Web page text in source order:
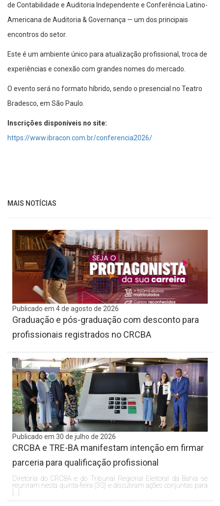
de Contabilidade e Auditoria Independente e Conferência Latino-
Americana de Auditoria & Governança — um dos principais
encontros do setor.
Este é um ambiente único para atualização profissional, troca de
experiências e conexão com grandes nomes do mercado.
O evento será no formato híbrido, sendo o presencial no Teatro
Bradesco, em São Paulo.
Inscrições disponíveis no site:
https://www.ibracon.com.br/conferencia2026/
MAIS NOTÍCIAS
Publicado em 4 de agosto de 2026
Graduação e pós-graduação com desconto para
profissionais registrados no CRCBA
Publicado em 30 de julho de 2026
CRCBA e TRE-BA manifestam intenção em firmar
parceria para qualificação profissional
Diretoria do CRCBA e do Tribunal Regional Eleitoral da Bahia se
reuniram nesta quinta-feira (30) e discutiram ações conjuntas para